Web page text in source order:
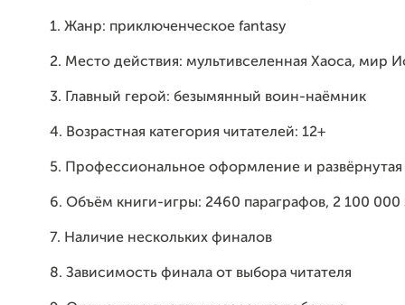
1. Жанр: приключенческое fantasy
2. Место действия: мультивселенная Хаоса, мир
3. Главный герой: безымянный воин-наёмник
4. Возрастная категория читателей: 12+
5. Профессиональное оформление и развёрнутая
6. Объём книги-игры: 2460 параграфов, 2 100 000
7. Наличие нескольких финалов
8. Зависимость финала от выбора читателя